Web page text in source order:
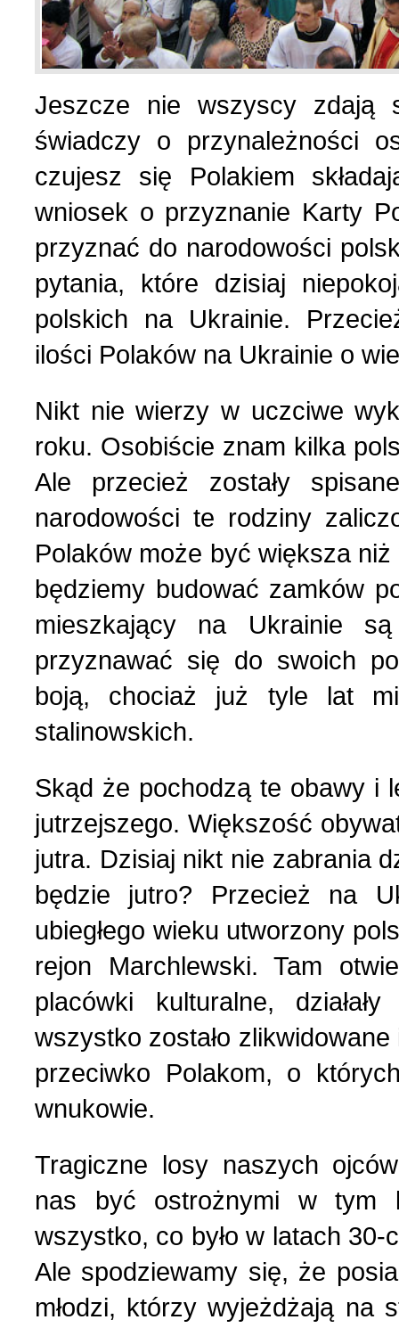
Wspomnienia (2)
Wybory w Polsce (4)
Wydarzenia (7)
Wydarzenia w Polsce
Wystawy, premiery,
Z Polską i Ukrainą w
Куточок юного
Українська сторінка
Jeszcze nie wszyscy zdają
świadczy o przynależności
czujesz się Polakiem
wniosek o przyznanie Karty
przyznać do narodowości
pytania, które dzisiaj
polskich na Ukrainie.
ilości Polaków na Ukrainie o
Nikt nie wierzy w uczciwe
roku. Osobiście znam kilka
Ale przecież zostały
narodowości te rodziny
Polaków może być większa
będziemy budować zamków
mieszkający na Ukrainie
przyznawać się do swoich
boją, chociaż już tyle lat
stalinowskich.
Skąd że pochodzą te obawy i
jutrzejszego. Większość
jutra. Dzisiaj nikt nie zabrania
będzie jutro? Przecież na
ubiegłego wieku utworzony
rejon Marchlewski. Tam
placówki kulturalne,
wszystko zostało
przeciwko Polakom, o
wnukowie.
Tragiczne losy naszych
nas być ostrożnymi w tym
wszystko, co było w latach
Ale spodziewamy się, że
młodzi, którzy wyjeżdżają na